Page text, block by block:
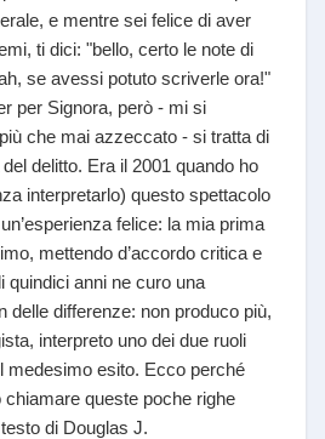
e mentre sei felice di aver
ti dici: "bello, certo le note di
se avessi potuto scriverle ora!"
per Signora, però - mi si
che mai azzeccato - si tratta di
delitto. Era il 2001 quando ho
interpretarlo) questo spettacolo
felice: la mia prima
mettendo d’accordo critica e
quindici anni ne curo una
delle differenze: non produco più,
interpreto uno dei due ruoli
medesimo esito. Ecco perché
chiamare queste poche righe
di Douglas J.